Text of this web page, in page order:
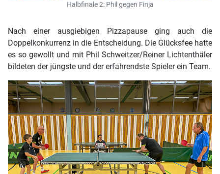
Halbfinale 2: Phil gegen Finja
Nach einer ausgiebigen Pizzapause ging auch die
Doppelkonkurrenz in die Entscheidung. Die Glücksfee hatte
es so gewollt und mit Phil Schweitzer/Reiner Lichtenthäler
bildeten der jüngste und der erfahrendste Spieler ein Team.